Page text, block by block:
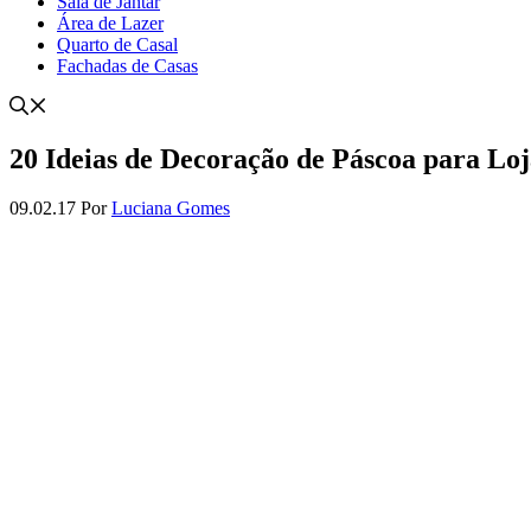
Área de Lazer
Quarto de Casal
Fachadas de Casas
20 Ideias de Decoração de Páscoa para
09.02.17 PorLuciana Gomes